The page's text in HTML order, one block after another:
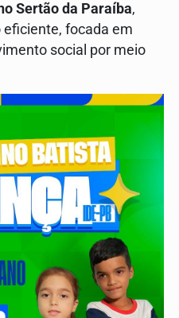
Sertão da Paraíba,
focada em
social por meio